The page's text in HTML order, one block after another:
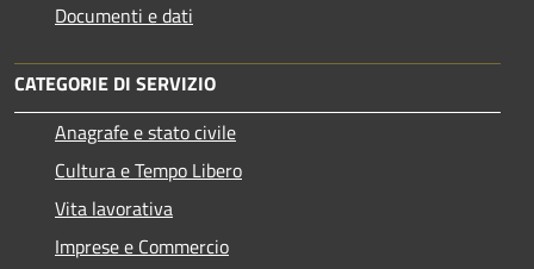
Documenti e dati
CATEGORIE DI SERVIZIO
Anagrafe e stato civile
Cultura e Tempo Libero
Vita lavorativa
Imprese e Commercio